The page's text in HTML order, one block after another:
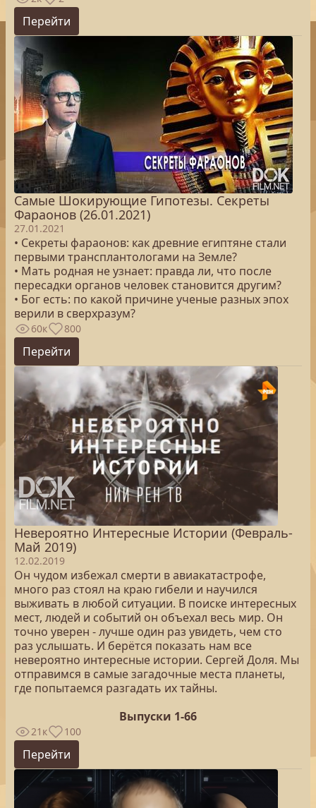
Перейти
Самые Шокирующие Гипотезы. Секреты
Фараонов (26.01.2021)
27.01.2021
• Секреты фараонов: как древние египтяне стали
первыми трансплантологами на Земле?
• Мать родная не узнает: правда ли, что после
пересадки органов человек становится другим?
• Бог есть: по какой причине ученые разных эпох
верили в сверхразум?
60к 800
Перейти
Невероятно Интересные Истории (Февраль-
Май 2019)
12.02.2019
Он чудом избежал смерти в авиакатастрофе,
много раз стоял на краю гибели и научился
выживать в любой ситуации. В поиске интересных
мест, людей и событий он объехал весь мир. Он
точно уверен - лучше один раз увидеть, чем сто
раз услышать. И берётся показать нам все
невероятно интересные истории. Сергей Доля. Мы
отправимся в самые загадочные места планеты,
где попытаемся разгадать их тайны.
Выпуски 1-66
21к 100
Перейти